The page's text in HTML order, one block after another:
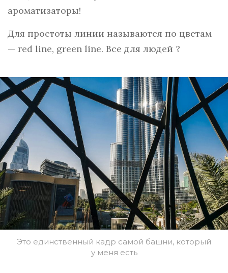
ароматизаторы!
Для простоты линии называются по цветам
— red line, green line. Все для людей ?
Это единственный кадр самой башни, который
у меня есть